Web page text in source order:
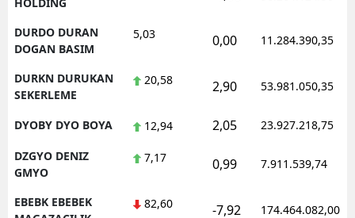
DURDO DURAN
DOGAN BASIM
5,03 0,00 11.284.390,35
DURKN DURUKAN
SEKERLEME
20,58 2,90 53.981.050,35
DYOBY DYO BOYA 12,94 2,05 23.927.218,75
DZGYO DENIZ
GMYO
7,17 0,99 7.911.539,74
EBEBK EBEBEK
82,60 -7,92 174.464.082,00